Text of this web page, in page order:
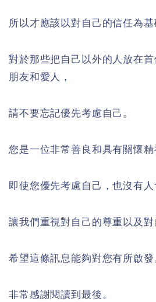
所以才應該以對自己的信任為基
對於那些把自己以外的人放在首
朋友和愛人，
請不要忘記優先考慮自己。
您是一位非常善良和具有關懷精
即使您優先考慮自己，也沒有人
讓我們重視對自己的尊重以及對
希望這條訊息能夠對您有所啟發
非常感謝閱讀到最後。